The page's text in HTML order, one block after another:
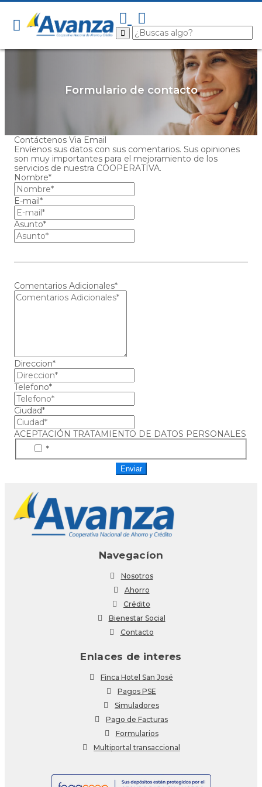
Formulario de contacto
Contáctenos Via Email
Envíenos sus datos con sus comentarios. Sus opiniones
son muy importantes para el mejoramiento de los
servicios de nuestra COOPERATIVA.
Nombre*
E-mail*
Asunto*
Comentarios Adicionales*
Direccion*
Telefono*
Ciudad*
ACEPTACIÓN TRATAMIENTO DE DATOS PERSONALES
*
Enviar
Navegacíon
Nosotros
Ahorro
Crédito
Bienestar Social
Contacto
Enlaces de interes
Finca Hotel San José
Pagos PSE
Simuladores
Pago de Facturas
Formularios
Multiportal transaccional